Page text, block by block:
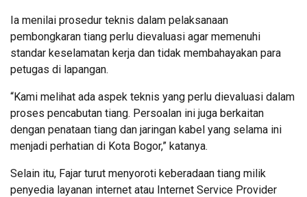
Ia menilai prosedur teknis dalam pelaksanaan
pembongkaran tiang perlu dievaluasi agar memenuhi
standar keselamatan kerja dan tidak membahayakan para
petugas di lapangan.
“Kami melihat ada aspek teknis yang perlu dievaluasi dalam
proses pencabutan tiang. Persoalan ini juga berkaitan
dengan penataan tiang dan jaringan kabel yang selama ini
menjadi perhatian di Kota Bogor,” katanya.
Selain itu, Fajar turut menyoroti keberadaan tiang milik
penyedia layanan internet atau Internet Service Provider